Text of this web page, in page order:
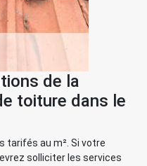
de la
toiture dans le
tarifés au m². Si votre
solliciter les services